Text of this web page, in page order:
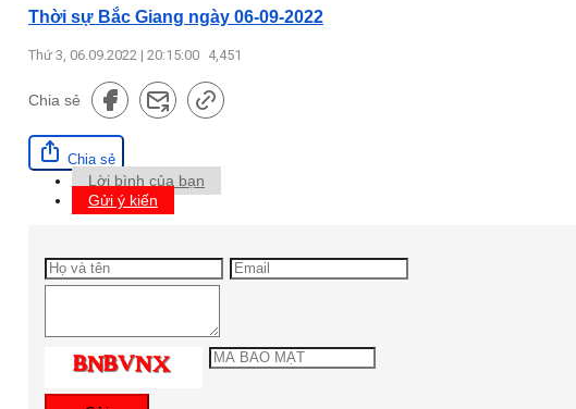
Thời sự Bắc Giang ngày 06-09-2022
Thứ 3, 06.09.2022 | 20:15:00 4,451
Chia sẻ
Chia sẻ
Lời bình của bạn
Gửi ý kiến